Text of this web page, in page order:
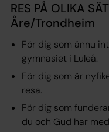
RES PÅ OLIKA
Åre/Trondheim
För dig som ännu
gymnasiet i Luleå.
För dig som är
resa.
För dig som
du och Gud har